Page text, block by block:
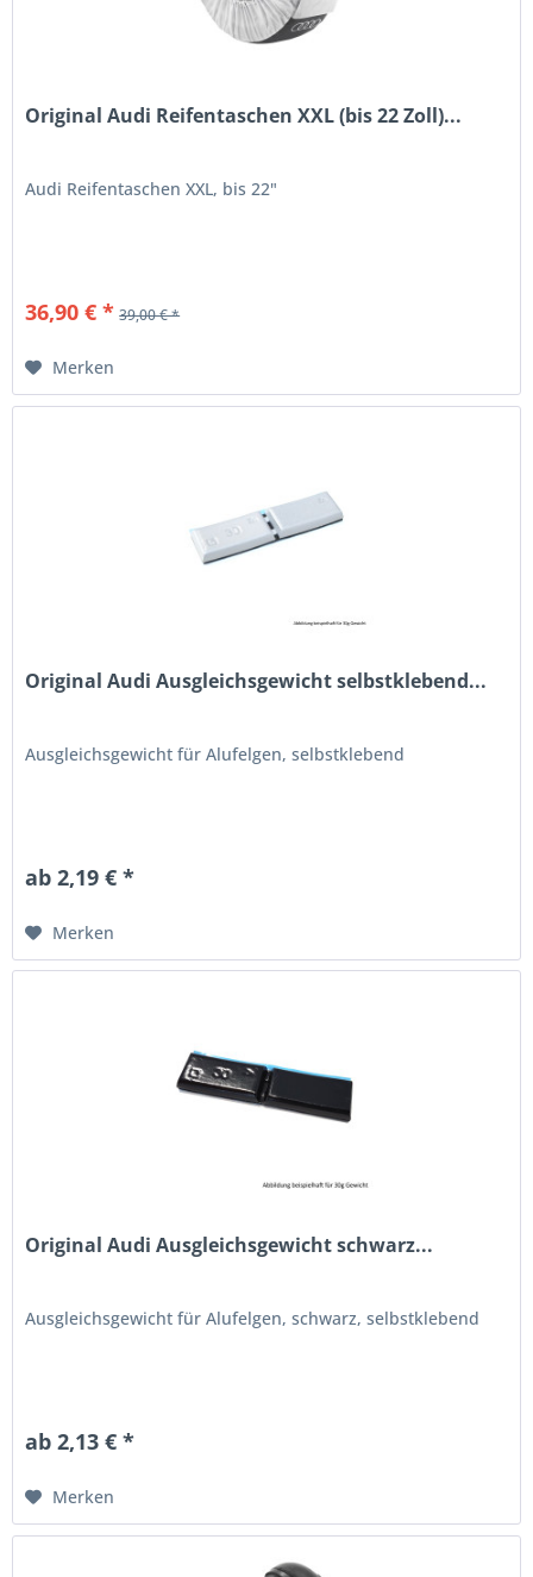
Original Audi Reifentaschen XXL (bis 22 Zoll)...
Audi Reifentaschen XXL, bis 22"
36,90 € * 39,00 € *
Merken
Original Audi Ausgleichsgewicht selbstklebend...
Ausgleichsgewicht für Alufelgen, selbstklebend
ab 2,19 € *
Merken
Original Audi Ausgleichsgewicht schwarz...
Ausgleichsgewicht für Alufelgen, schwarz, selbstklebend
ab 2,13 € *
Merken